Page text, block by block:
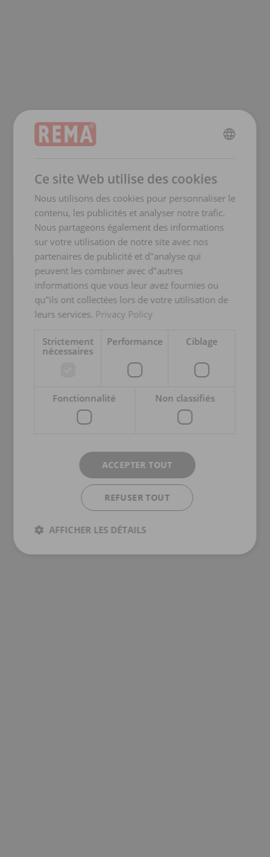
Ce site Web utilise des cookies
Nous utilisons des cookies pour personnaliser le
contenu, les publicités et analyser notre trafic.
Nous partageons également des informations
sur votre utilisation de notre site avec nos
partenaires de publicité et d"analyse qui
peuvent les combiner avec d"autres
informations que vous leur avez fournies ou
qu"ils ont collectées lors de votre utilisation de
leurs services. Privacy Policy
Strictement
nécessaires
Performance Ciblage
Fonctionnalité Non classifiés
ACCEPTER TOUT
REFUSER TOUT
AFFICHER LES DÉTAILS